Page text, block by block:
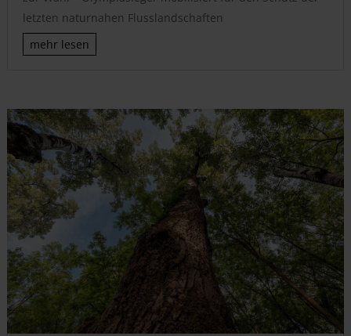
letzten naturnahen Flusslandschaften
mehr lesen